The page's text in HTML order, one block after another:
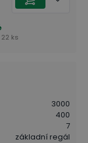
ks
3000
400
7
základní regál